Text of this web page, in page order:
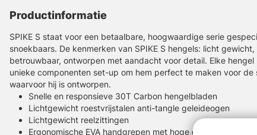
Productinformatie
SPIKE S staat voor een betaalbare, hoogwaardige serie
snoekbaars. De kenmerken van SPIKE S hengels: licht
betrouwbaar, ontworpen met aandacht voor detail. Elke
unieke componenten set-up om hem perfect te maken voor
waarvoor hij is ontworpen.
Snelle en responsieve 30T Carbon hengelbladen
Lichtgewicht roestvrijstalen anti-tangle geleideogen
Lichtgewicht reelzittingen
Ergonomische EVA handgrepen met hoge dichtheid